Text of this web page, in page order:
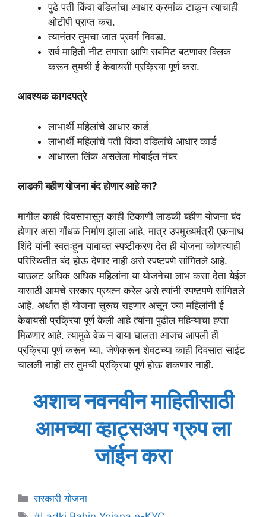
पुढे पती किंवा वडिलांचा आधार क्रमांक टाकून त्याचाही
ओटीपी प्राप्त करा.
त्यानंतर तुमचा जात प्रवर्ग निवडा.
सर्व माहिती नीट तपासा आणि सबमिट बटणावर क्लिक
करून तुमची ई केवायसी प्रक्रिया पूर्ण करा.
आवश्यक कागदपत्रे
लाभार्थी महिलांचे आधार कार्ड
लाभार्थी महिलांचे पती किंवा वडिलांचे आधार कार्ड
आधारला लिंक असलेला मोबाईल नंबर
लाडकी बहीण योजना बंद होणार आहे का?
मागील काही दिवसापासून काही ठिकाणी लाडकी बहीण योजना बंद
होणार असा गोंधळ निर्माण झाला आहे. मात्र उपमुख्यमंत्री एकनाथ
शिंदे यांनी स्वतःहून याबाबत स्पष्टीकरण देत ही योजना कोणत्याही
परिस्थितीत बंद होऊ देणार नाही असे स्पष्टपणे सांगितले आहे.
याउलट अधिक अधिक महिलांना या योजनेचा लाभ कसा देता येईल
यासाठी आमचे सरकार प्रयत्न करेल असे त्यांनी स्पष्टपणे सांगितले
आहे. अर्थात ही योजना सुरूच राहणार असून ज्या महिलांनी ई
केवायसी प्रक्रिया पूर्ण केली आहे त्यांना पुढील महिन्याचा हप्ता
मिळणार आहे. त्यामुळे वेळ न वाया घालता आजच आपली ही
प्रक्रिया पूर्ण करून घ्या. जेणेकरून शेवटच्या काही दिवसात साईट
चालली नाही तर तुमची प्रक्रिया पूर्ण होऊ शकणार नाही.
अशाच नवनवीन माहितीसाठी
आमच्या व्हाट्सअप ग्रुप ला
जॉईन करा
Categories
सरकारी योजना
Tags